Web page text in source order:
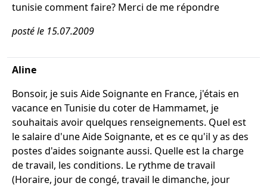
tunisie comment faire? Merci de me répondre
posté le 15.07.2009
Aline
Bonsoir, je suis Aide Soignante en France, j'étais en
vacance en Tunisie du coter de Hammamet, je
souhaitais avoir quelques renseignements. Quel est
le salaire d'une Aide Soignante, et es ce qu'il y as des
postes d'aides soignante aussi. Quelle est la charge
de travail, les conditions. Le rythme de travail
(Horaire, jour de congé, travail le dimanche, jour